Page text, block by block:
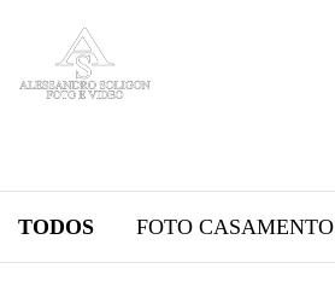
TODOS FOTO CASAMENTO